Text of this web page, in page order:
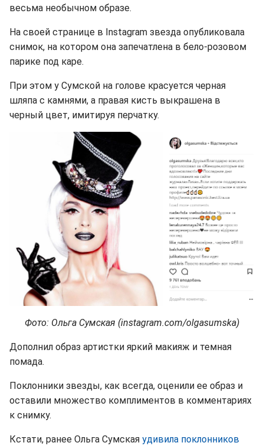
весьма необычном образе.
На своей странице в Instagram звезда опубликовала
снимок, на котором она запечатлена в бело-розовом
парике под каре.
При этом у Сумской на голове красуется черная
шляпа с камнями, а правая кисть выкрашена в
черный цвет, имитируя перчатку.
Фото: Ольга Сумская (instagram.com/olgasumska)
Дополнил образ артистки яркий макияж и темная
помада.
Поклонники звезды, как всегда, оценили ее образ и
оставили множество комплиментов в комментариях
к снимку.
Кстати, ранее Ольга Сумская удивила поклонников